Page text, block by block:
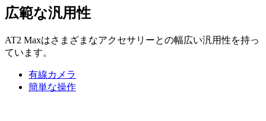
広範な汎用性
AT2 Maxはさまざまなアクセサリーとの幅広い汎用性を持っ
ています。
有線カメラ
簡単な操作